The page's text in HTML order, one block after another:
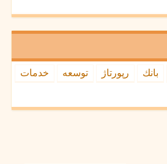
بانك رپورتاژ توسعه
خدمات